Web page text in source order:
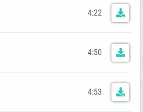
4:22
4:50
4:53